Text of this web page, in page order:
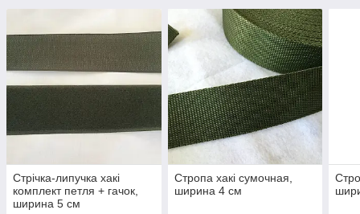
Стрічка-липучка хакі
комплект петля + гачок,
ширина 5 см
Стропа хакі сумочная,
ширина 4 см